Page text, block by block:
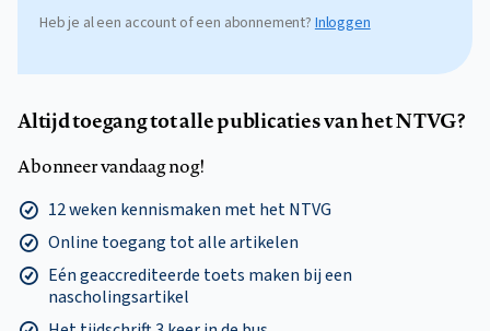
Heb je al een account of een abonnement? Inloggen
Altijd toegang tot alle publicaties van het NTVG?
Abonneer vandaag nog!
12 weken kennismaken met het NTVG
Online toegang tot alle artikelen
Eén geaccrediteerde toets maken bij een
nascholingsartikel